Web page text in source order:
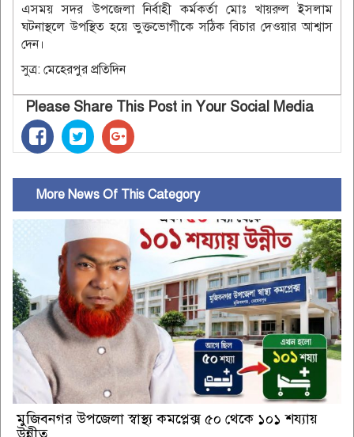
এসময় সদর উপজেলা নির্বাহী কর্মকর্তা মোঃ খায়রুল ইসলাম
ঘটনাস্থলে উপস্থিত হয়ে ভুক্তভোগীকে সঠিক বিচার দেওয়ার আশ্বাস
দেন।
সুত্র: মেহেরপুর প্রতিদিন
Please Share This Post in Your Social Media
More News Of This Category
মুজিবনগর উপজেলা স্বাস্থ্য কমপ্লেক্স ৫০ থেকে ১০১ শয্যায়